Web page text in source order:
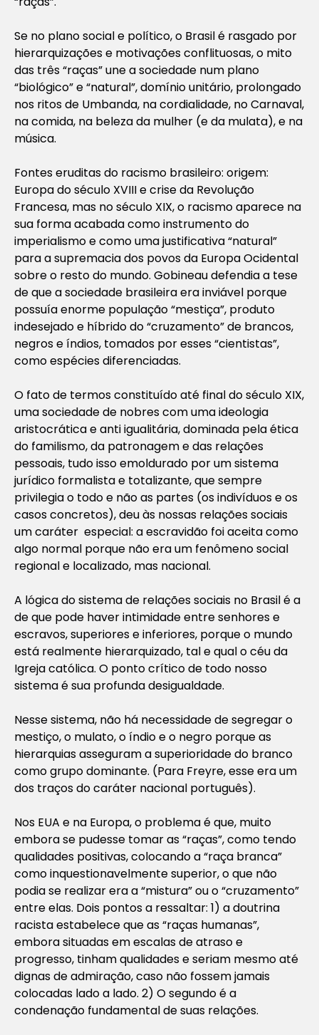
Se no plano social e político, o Brasil é rasgado por
hierarquizações e motivações conflituosas, o mito
das três “raças” une a sociedade num plano
“biológico” e “natural”, domínio unitário, prolongado
nos ritos de Umbanda, na cordialidade, no Carnaval,
na comida, na beleza da mulher (e da mulata), e na
música.
Fontes eruditas do racismo brasileiro: origem:
Europa do século XVIII e crise da Revolução
Francesa, mas no século XIX, o racismo aparece na
sua forma acabada como instrumento do
imperialismo e como uma justificativa “natural”
para a supremacia dos povos da Europa Ocidental
sobre o resto do mundo. Gobineau defendia a tese
de que a sociedade brasileira era inviável porque
possuía enorme população “mestiça”, produto
indesejado e híbrido do “cruzamento” de brancos,
negros e índios, tomados por esses “cientistas”,
como espécies diferenciadas.
O fato de termos constituído até final do século XIX,
uma sociedade de nobres com uma ideologia
aristocrática e anti igualitária, dominada pela ética
do familismo, da patronagem e das relações
pessoais, tudo isso emoldurado por um sistema
jurídico formalista e totalizante, que sempre
privilegia o todo e não as partes (os indivíduos e os
casos concretos), deu às nossas relações sociais
um caráter especial: a escravidão foi aceita como
algo normal porque não era um fenômeno social
regional e localizado, mas nacional.
A lógica do sistema de relações sociais no Brasil é a
de que pode haver intimidade entre senhores e
escravos, superiores e inferiores, porque o mundo
está realmente hierarquizado, tal e qual o céu da
Igreja católica. O ponto crítico de todo nosso
sistema é sua profunda desigualdade.
Nesse sistema, não há necessidade de segregar o
mestiço, o mulato, o índio e o negro porque as
hierarquias asseguram a superioridade do branco
como grupo dominante. (Para Freyre, esse era um
dos traços do caráter nacional português).
Nos EUA e na Europa, o problema é que, muito
embora se pudesse tomar as “raças”, como tendo
qualidades positivas, colocando a “raça branca”
como inquestionavelmente superior, o que não
podia se realizar era a “mistura” ou o “cruzamento”
entre elas. Dois pontos a ressaltar: 1) a doutrina
racista estabelece que as “raças humanas”,
embora situadas em escalas de atraso e
progresso, tinham qualidades e seriam mesmo até
dignas de admiração, caso não fossem jamais
colocadas lado a lado. 2) O segundo é a
condenação fundamental de suas relações.